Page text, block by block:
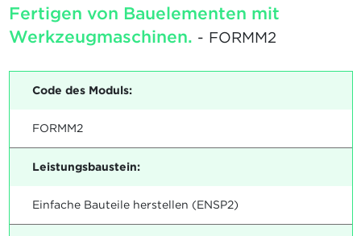
Fertigen von Bauelementen mit
Werkzeugmaschinen. - FORMM2
Code des Moduls:
FORMM2
Leistungsbaustein:
Einfache Bauteile herstellen (ENSP2)